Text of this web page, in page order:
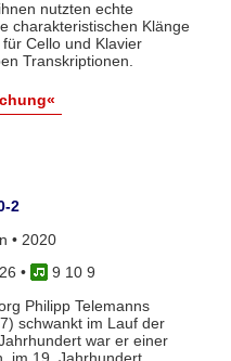
nutzten echte
charakteristischen Klänge
Cello und Klavier
Transkriptionen.
2
• 2020
•
9 10 9
Philipp Telemanns
schwankt im Lauf der
war er einer
im 19. Jahrhundert